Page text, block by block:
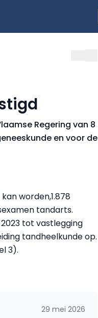
Regering van 8
en voor de
worden,1.878
tandarts.
tot vastlegging
tandheelkunde op.
3).
29 mei 2026